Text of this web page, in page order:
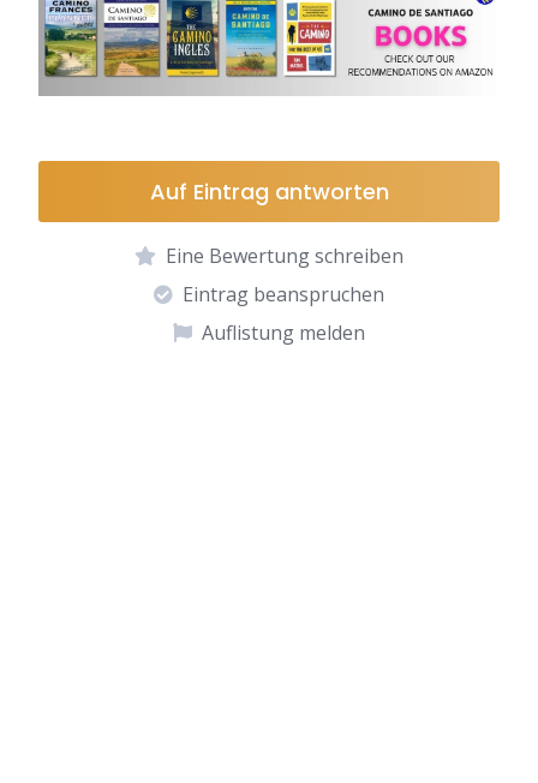
Auf Eintrag antworten
Eine Bewertung schreiben
Eintrag beanspruchen
Auflistung melden